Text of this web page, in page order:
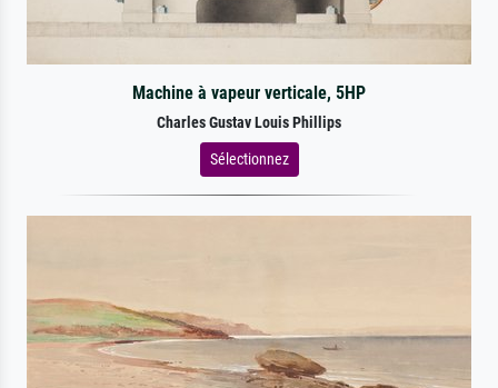
Machine à vapeur verticale, 5HP
Charles Gustav Louis Phillips
Sélectionnez